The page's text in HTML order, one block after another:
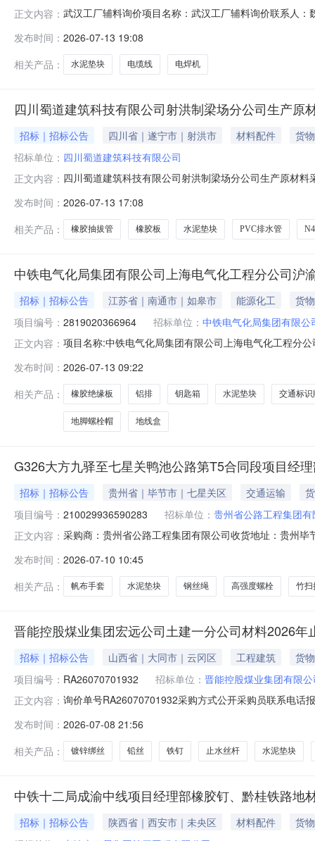
正文内容： 武汉工厂辅料询价项目名称：武汉工厂辅料询价联系人
块40009022004730-40mm个无
发布时间： 2026-07-13 19:08
相关产品：
水泥垫块 电缆线 电焊机
四川蜀道建筑科技有限公司射洪制梁场分公司生产原
招标｜招标公告 四川省｜遂宁市｜射洪市 材料配件
货物
招标单位： 四川蜀道建筑科技有限公司
正文内容： 四川蜀道建筑科技有限公司射洪制梁场分公司生产原材
无效，在规定时间内未响应采购方者视为弃权报价；②
号物资名称规格型号单位
发布时间： 2026-07-13 17:08
相关产品：
橡胶抽拔管 橡胶板 水泥垫块 PVC排水管
中铁电气化局集团有限公司上海电气化工程分公司
招标｜招标公告 江苏省｜南通市｜如皋市 能源化工
货物
项目编号： 2819020366964 招标单位： 中铁电气化局集团有限
正文内容： 项目名称:中铁电气化局集团有限公司上海电气化工程分
监督方联系电话:150****8344结算与发票信息结算方式
发布时间： 2026-07-13 09:22
相关产品：
橡胶绝缘板 铝排 钥匙箱 水泥垫块 交通标识
地脚螺栓帽 地线盒
G326大方九驿至七星关鸭池公路第T5合同段项目经
招标｜招标公告 贵州省｜毕节市｜七星关区 交通运输
项目编号： 210029936590283 招标单位： 贵州省公路工程集团
正文内容： 采购商：贵州省公路工程集团有限公司收货地址：贵州
09-10询价单编号210029936590283收货地区贵州毕节
发布时间： 2026-07-10 10:45
相关产品：
帆布手套 水泥垫块 钢丝绳 高强度螺栓 竹扫
晋能控股煤业集团宏远公司土建一分公司材料2026
招标｜招标公告 山西省｜大同市｜云冈区 工程建筑
货物
项目编号： RA26070701932 招标单位： 晋能控股煤业集团有限
正文内容： 询价单号RA26070701932采购方式公开采购员联系电话
08-31止水丝杆φ14*0.75m4000.0根2026-08-31铅丝
发布时间： 2026-07-08 21:56
相关产品：
镀锌绑丝 铅丝 铁钉 止水丝杆 水泥垫块
中铁十二局成渝中线项目经理部橡胶钉、黔桂铁路
招标｜招标公告 陕西省｜西安市｜未央区 材料配件
货物